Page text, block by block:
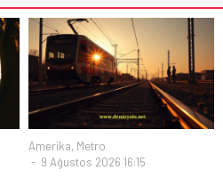
Amerika, Metro
9 Ağustos 2026 16:15